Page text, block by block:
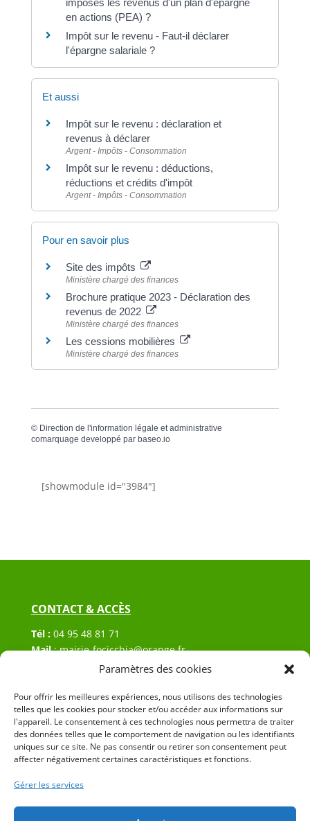
Paramètres des cookies
Pour offrir les meilleures expériences, nous utilisons des technologies
telles que les cookies pour stocker et/ou accéder aux informations sur
l'appareil. Le consentement à ces technologies nous permettra de traiter
des données telles que le comportement de navigation ou les identifiants
uniques sur ce site. Ne pas consentir ou retirer son consentement peut
affecter négativement certaines caractéristiques et fonctions.
Gérer les services
en actions (PEA) ?
Impôt sur le revenu - Faut-il déclarer
l'épargne salariale ?
Et aussi
Impôt sur le revenu : déclaration et
revenus à déclarer
Argent - Impôts - Consommation
Impôt sur le revenu : déductions,
réductions et crédits d'impôt
Argent - Impôts - Consommation
Pour en savoir plus
Site des impôts
Ministère chargé des finances
Brochure pratique 2023 - Déclaration des
revenus de 2022
Ministère chargé des finances
Les cessions mobilières
Ministère chargé des finances
© Direction de l'information légale et administrative
comarquage developpé par baseo.io
[showmodule id="3984"]
CONTACT & ACCÈS
Tél : 04 95 48 81 71
Mail:mairie-focicchia@orange.fr
Hôtel de ville de Focicchia
20212 Focicchia